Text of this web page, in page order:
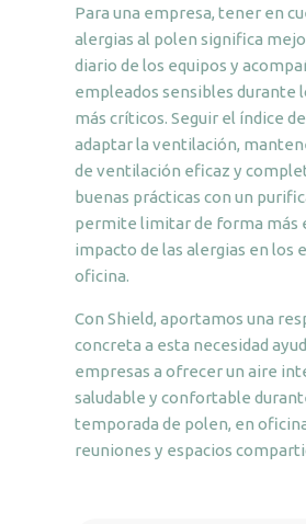
Para una empresa, tener en
alergias al polen significa
diario de los equipos y
empleados sensibles durante
más críticos. Seguir el índice
adaptar la ventilación,
de ventilación eficaz y
buenas prácticas con un
permite limitar de forma más
impacto de las alergias en los
oficina.
Con Shield, aportamos una
concreta a esta necesidad
empresas a ofrecer un aire
saludable y confortable
temporada de polen, en
reuniones y espacios